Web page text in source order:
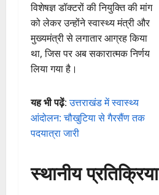
विशेषज्ञ डॉक्टरों की नियुक्ति की मांग
को लेकर उन्होंने स्वास्थ्य मंत्री और
मुख्यमंत्री से लगातार आग्रह किया
था, जिस पर अब सकारात्मक निर्णय
लिया गया है।
यह भी पढ़ें:उत्तराखंड में स्वास्थ्य
आंदोलन: चौखुटिया से गैरसैंण तक
पदयात्रा जारी
स्थानीय प्रतिक्रिया